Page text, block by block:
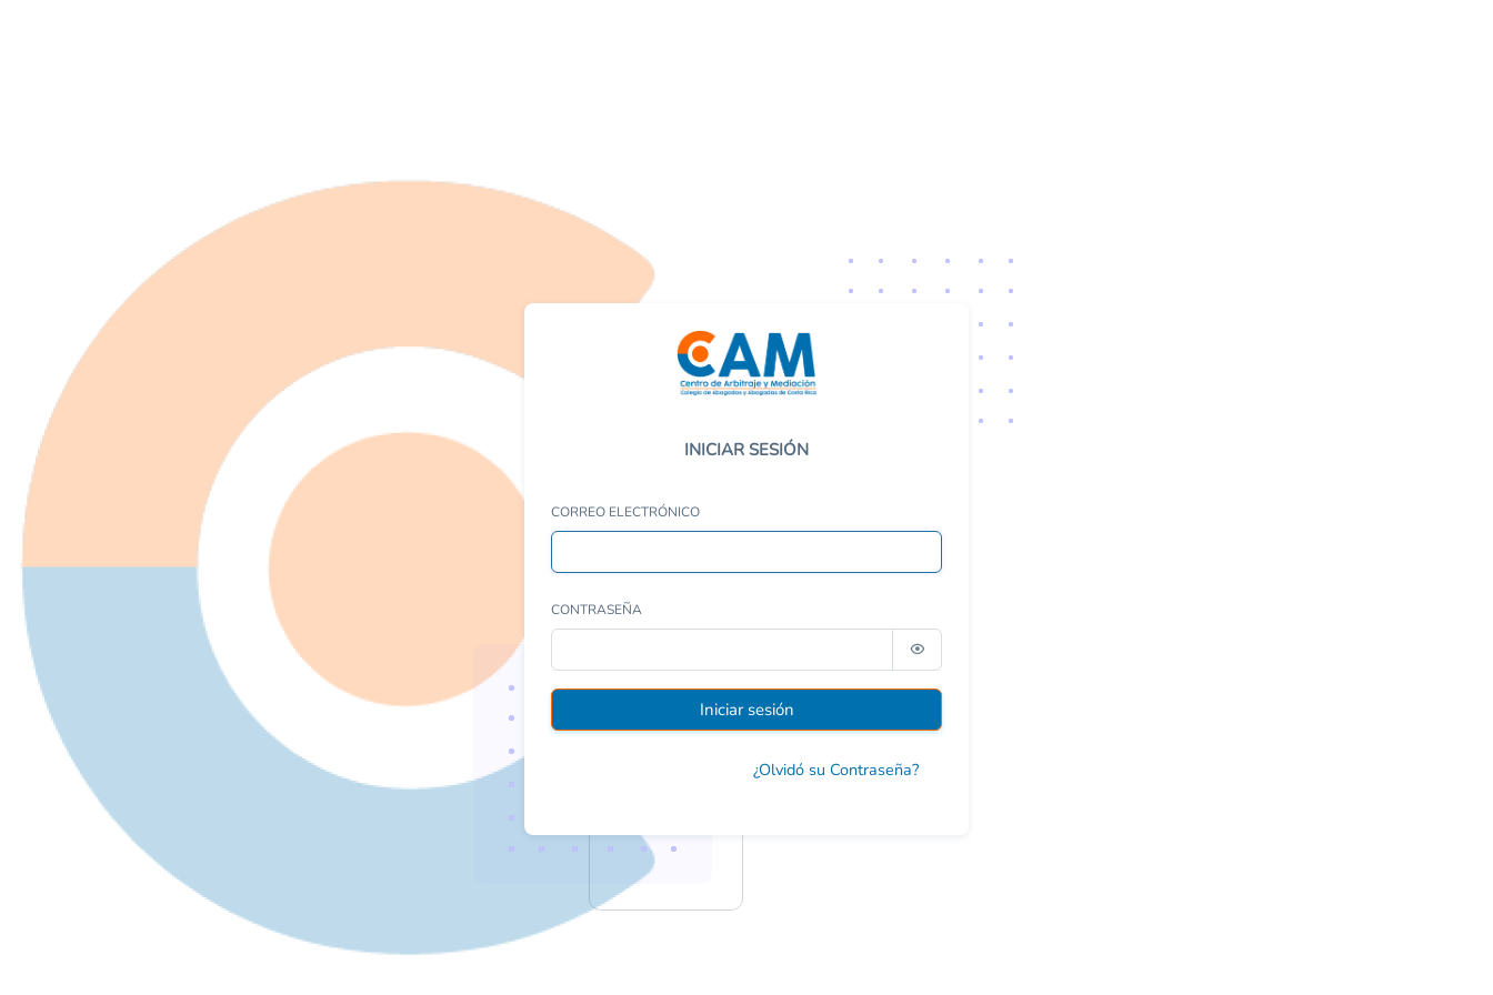
INICIAR SESIÓN
CORREO ELECTRÓNICO
CONTRASEÑA
Iniciar sesión
¿Olvidó su Contraseña?